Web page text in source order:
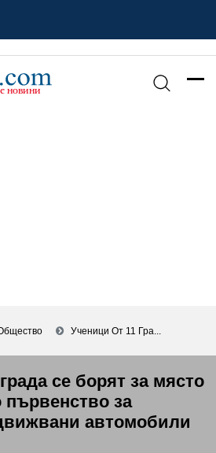
Ученици От 11 Гра...
се борят за място
първенство за
автомобили